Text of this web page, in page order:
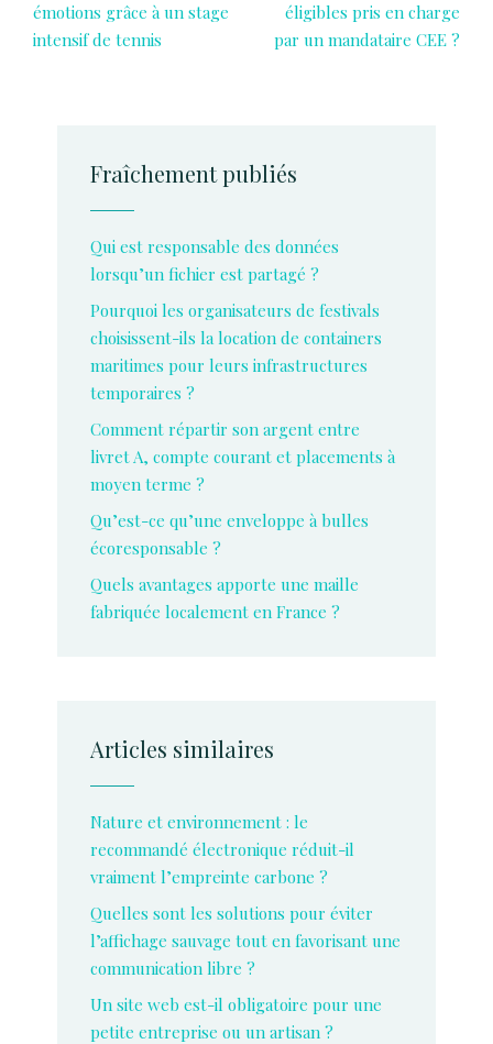
émotions grâce à un stage
intensif de tennis
éligibles pris en charge
par un mandataire CEE ?
Fraîchement publiés
Qui est responsable des données
lorsqu’un fichier est partagé ?
Pourquoi les organisateurs de festivals
choisissent-ils la location de containers
maritimes pour leurs infrastructures
temporaires ?
Comment répartir son argent entre
livret A, compte courant et placements à
moyen terme ?
Qu’est-ce qu’une enveloppe à bulles
écoresponsable ?
Quels avantages apporte une maille
fabriquée localement en France ?
Articles similaires
Nature et environnement : le
recommandé électronique réduit-il
vraiment l’empreinte carbone ?
Quelles sont les solutions pour éviter
l’affichage sauvage tout en favorisant une
communication libre ?
Un site web est-il obligatoire pour une
petite entreprise ou un artisan ?